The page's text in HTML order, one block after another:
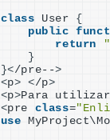
class User {
public
return
}
}</pre-->
<p> </p>
<p>Para utilizar
<pre class=
use